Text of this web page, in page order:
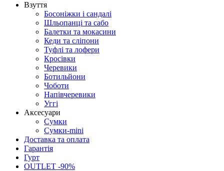
Взуття
Босоніжки і сандалі
Шльопанці та сабо
Балетки та мокасини
Кеди та сліпони
Туфлі та лофери
Кросівки
Черевики
Ботильйони
Чоботи
Напівчеревики
Уггі
Аксесуари
Сумки
Сумки-mini
Доставка та оплата
Гарантія
Гурт
OUTLET -90%